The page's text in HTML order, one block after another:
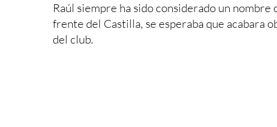
Raúl siempre ha sido considerado un
frente del Castilla, se esperaba que acabara
del club.